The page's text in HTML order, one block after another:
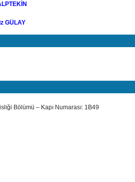
GÜLAY
Bölümü – Kapı Numarası: 1B49